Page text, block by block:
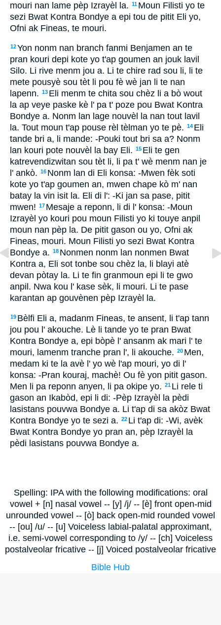
mouri nan lame pèp Izrayèl la. 11 Moun Filisti yo te
sezi Bwat Kontra Bondye a epi tou de pitit Eli yo,
Ofni ak Fineas, te mouri.
12Yon nonm nan branch fanmi Benjamen an te
pran kouri depi kote yo t'ap goumen an jouk lavil
Silo. Li rive menm jou a. Li te chire rad sou li, li te
mete pousyè sou tèt li pou fè wè jan li te nan
lapenn. 13 Eli menm te chita sou chèz li a bò wout
la ap veye paske kè l' pa t' poze pou Bwat Kontra
Bondye a. Nonm lan lage nouvèl la nan tout lavil
la. Tout moun t'ap pouse rèl tèlman yo te pè. 14 Eli
tande bri a, li mande: -Pouki tout bri sa a? Nonm
lan kouri pote nouvèl la bay Eli. 15 Eli te gen
katrevendizwitan sou tèt li, li pa t' wè menm nan je
l' ankò. 16 Nonm lan di Eli konsa: -Mwen fèk soti
kote yo t'ap goumen an, mwen chape kò m' nan
batay la vin isit la. Eli di l': -Ki jan sa pase, pitit
mwen! 17 Mesaje a reponn, li di l' konsa: -Moun
Izrayèl yo kouri pou moun Filisti yo ki touye anpil
moun nan pèp la. De pitit gason ou yo, Ofni ak
Fineas, mouri. Moun Filisti yo sezi Bwat Kontra
Bondye a. 18 Nonmen nonm lan nonmen Bwat
Kontra a, Eli sot tonbe sou chèz la, li blayi atè
devan pòtay la. Li te fin granmoun epi li te gwo
anpil. Nwa kou l' kase sèk, li mouri. Li te pase
karantan ap gouvènen pèp Izrayèl la.
19 Bèlfi Eli a, madanm Fineas, te ansent, li t'ap tann
jou pou l' akouche. Lè li tande yo te pran Bwat
Kontra Bondye a, epi bòpè l' ansanm ak mari l' te
mouri, lamenm tranche pran l', li akouche. 20 Men,
medam ki te la avè l' yo wè l'ap mouri, yo di l'
konsa: -Pran kouraj, machè! Ou fè yon pitit gason.
Men li pa reponn anyen, li pa okipe yo. 21 Li rele ti
gason an Ikabòd, epi li di: -Pèp Izrayèl la pèdi
lasistans pouvwa Bondye a. Li t'ap di sa akòz Bwat
Kontra Bondye yo te sezi a. 22 Li t'ap di: -Wi, avèk
Bwat Kontra Bondye yo pran an, pèp Izrayèl la
pèdi lasistans pouvwa Bondye a.
Spelling: IPA with the following modifications: oral
vowel + [n] nasal vowel -- [y] /j/ -- [è] front open-mid
unrounded vowel -- [ò] back open-mid rounded vowel
-- [ou] /u/ -- [u] Voiceless labial-palatal approximant,
i.e. semi-vowel corresponding to /y/ -- [ch] Voiceless
postalveolar fricative -- [j] Voiced postalveolar fricative
Bible Hub